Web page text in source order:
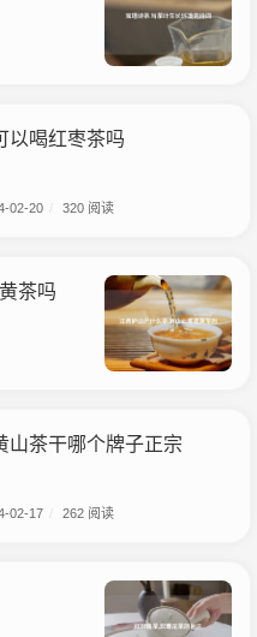
以喝红枣茶吗
02-20 320 阅读
茶吗
山茶干哪个牌子正宗
02-17 262 阅读